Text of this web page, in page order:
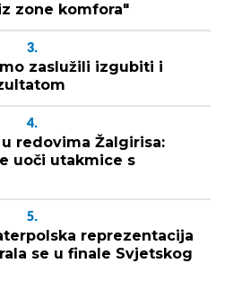
zone komfora"
3.
zaslužili izgubiti i
4.
redovima Žalgirisa:
uoči utakmice s
5.
reprezentacija
se u finale Svjetskog